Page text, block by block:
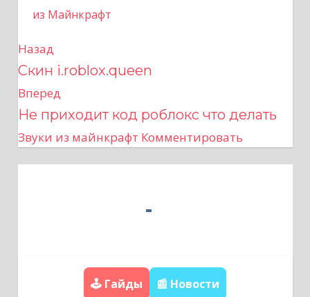
из Майнкрафт
Н
а
в
и
Назад
Скин i.roblox.queen
Вперед
Не приходит код роблокс что делать
Звуки из майнкрафт Комментировать
🕹️ Гайды 📰 Новости